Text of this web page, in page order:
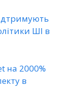
ШІ в
на 2000%
в